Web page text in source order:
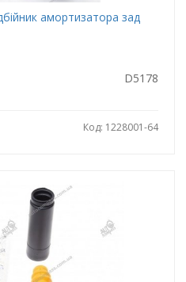
амортизатора зад
D5178
Код: 1228001-64